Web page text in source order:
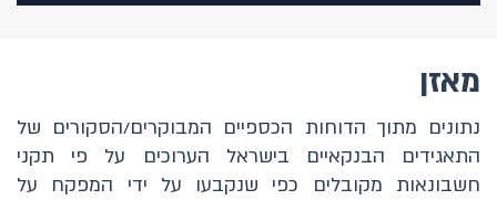
בנקים
מאזן
מאזנים חודשיים
מאזן
נתונים מתוך הדוחות הכספיים המבוקרים/הסקורים של
התאגידים הבנקאיים בישראל הערוכים על פי תקני
חשבונאות מקובלים כפי שנקבעו על ידי המפקח על